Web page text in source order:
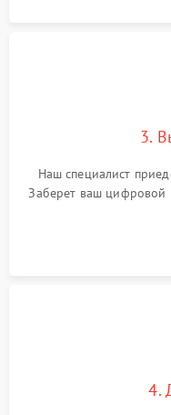
3.
Наш специалист
Заберет ваш цифровой
4.